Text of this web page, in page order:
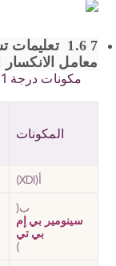
1.6 7
تعليمات
معامل الانكسار
مكونات درجة 1 كجم
المكونات
أ(XDI)
ب(
سينومير بي إم
بي تي
)